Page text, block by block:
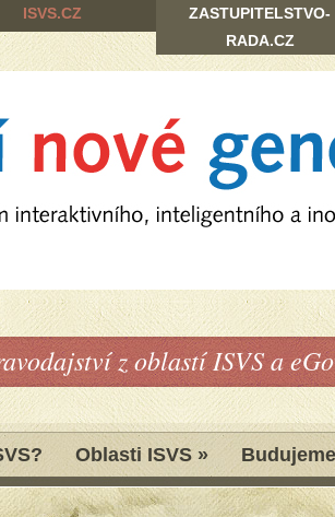
z oblastí ISVS a
Oblasti ISVS »
ISVS.CZ
ZASTUPITELSTVO-
RADA.CZ